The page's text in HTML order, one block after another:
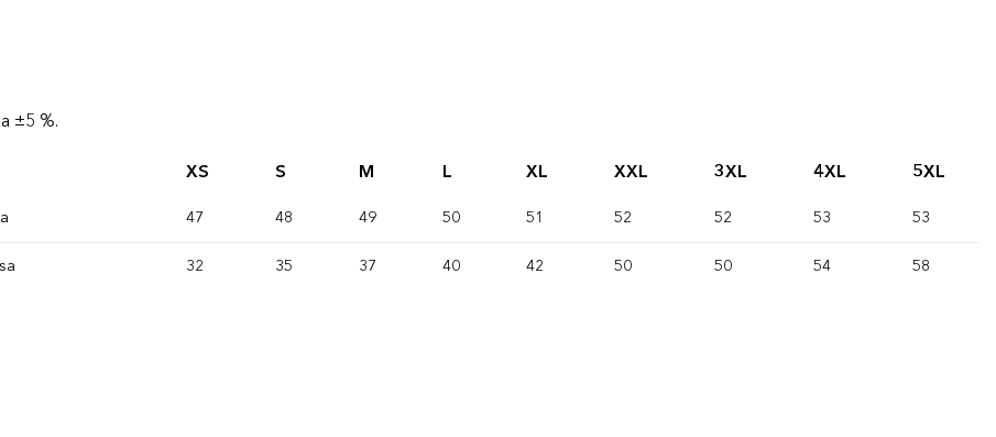
±5 %.
XS S M L XL XXL 3XL 4XL 5XL
47 48 49 50 51 52 52 53 53
32 35 37 40 42 50 50 54 58